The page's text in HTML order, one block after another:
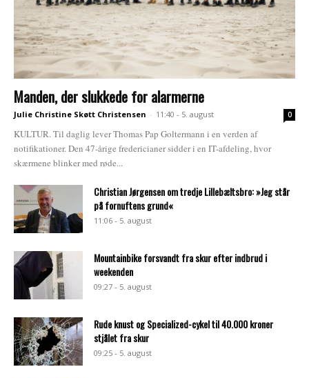
Manden, der slukkede for alarmerne
Julie Christine Skøtt Christensen - 11:40 - 5. august 0
KULTUR. Til daglig lever Thomas Pap Goltermann i en verden af
notifikationer. Den 47-årige fredericianer sidder i en IT-afdeling, hvor
skærmene blinker med røde...
Christian Jørgensen om tredje Lillebæltsbro: »Jeg står
på fornuftens grund«
11:06 - 5. august
Mountainbike forsvandt fra skur efter indbrud i
weekenden
09:27 - 5. august
Rude knust og Specialized-cykel til 40.000 kroner
stjålet fra skur
09:25 - 5. august